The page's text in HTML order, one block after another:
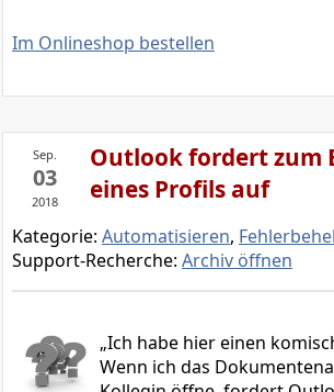
Im Onlineshop bestellen
Sep.
03
2018
Outlook fordert zum
eines Profils auf
Kategorie: Automatisieren,
Support-Recherche: Archiv öffnen
Ich habe hier einen
Wenn ich das